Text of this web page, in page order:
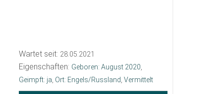
Wartet seit: 28.05.2021
Eigenschaften: Geboren: August 2020
Geimpft: ja Ort: Engels/Russland Vermittelt